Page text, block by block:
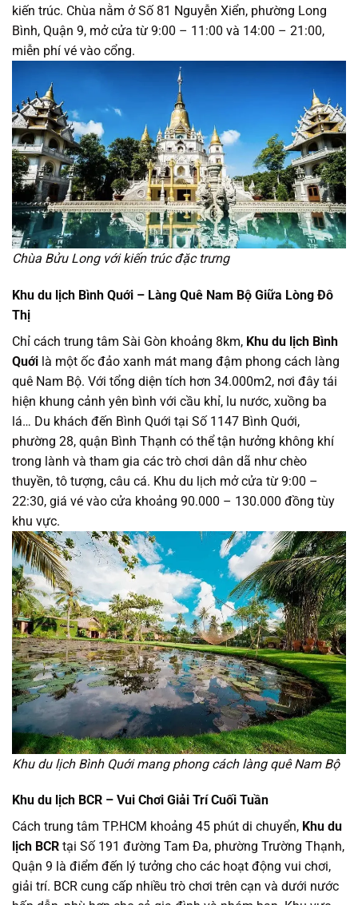
kiến trúc. Chùa nằm ở Số 81 Nguyễn Xiển, phường Long
Bình, Quận 9, mở cửa từ 9:00 – 11:00 và 14:00 – 21:00,
miễn phí vé vào cổng.
Chùa Bửu Long với kiến trúc đặc trưng
Khu du lịch Bình Quới – Làng Quê Nam Bộ Giữa Lòng Đô
Thị
Chỉ cách trung tâm Sài Gòn khoảng 8km, Khu du lịch Bình
Quới là một ốc đảo xanh mát mang đậm phong cách làng
quê Nam Bộ. Với tổng diện tích hơn 34.000m2, nơi đây tái
hiện khung cảnh yên bình với cầu khỉ, lu nước, xuồng ba
lá… Du khách đến Bình Quới tại Số 1147 Bình Quới,
phường 28, quận Bình Thạnh có thể tận hưởng không khí
trong lành và tham gia các trò chơi dân dã như chèo
thuyền, tô tượng, câu cá. Khu du lịch mở cửa từ 9:00 –
22:30, giá vé vào cửa khoảng 90.000 – 130.000 đồng tùy
khu vực.
Khu du lịch Bình Quới mang phong cách làng quê Nam Bộ
Khu du lịch BCR – Vui Chơi Giải Trí Cuối Tuần
Cách trung tâm TP.HCM khoảng 45 phút di chuyển, Khu du
lịch BCR tại Số 191 đường Tam Đa, phường Trường Thạnh,
Quận 9 là điểm đến lý tưởng cho các hoạt động vui chơi,
giải trí. BCR cung cấp nhiều trò chơi trên cạn và dưới nước